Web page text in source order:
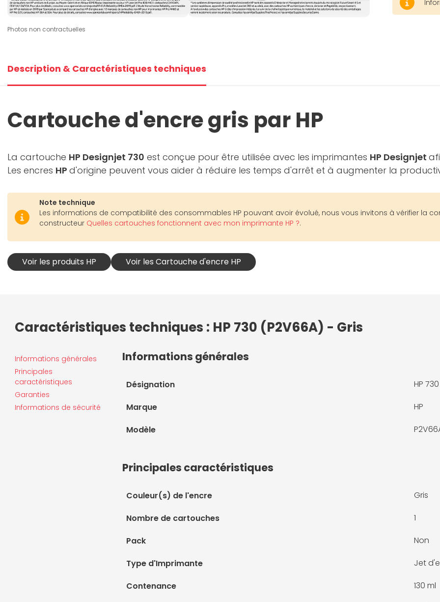
Photos non contractuelles
Description & Caractéristiques techniques
Cartouche d'encre gris par HP
La cartouche HP Designjet 730 est conçue pour être utilisée avec les imprimantes HP Designjet
Les encres HP d'origine peuvent vous aider à réduire les temps d'arrêt et à augmenter la
Note technique
Les informations de compatibilité des consommables HP pouvant avoir évolué, nous vous invitons à vérifier la
constructeur Quelles cartouches fonctionnent avec mon imprimante HP ?.
Voir les produits HP Voir les Cartouche d'encre HP
Caractéristiques techniques : HP 730 (P2V66A) - Gris
Informations générales
Principales
caractéristiques
Garanties
Informations de sécurité
Informations générales
Désignation HP
Marque HP
Modèle
Principales caractéristiques
Couleur(s) de l'encre Gris
Nombre de cartouches 1
Pack Non
Type d'Imprimante Jet
Contenance 130 ml